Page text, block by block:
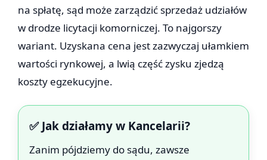
na spłatę, sąd może zarządzić sprzedaż udziałów
w drodze licytacji komorniczej. To najgorszy
wariant. Uzyskana cena jest zazwyczaj ułamkiem
wartości rynkowej, a lwią część zysku zjedzą
koszty egzekucyjne.
✅ Jak działamy w Kancelarii?
Zanim pójdziemy do sądu, zawsze